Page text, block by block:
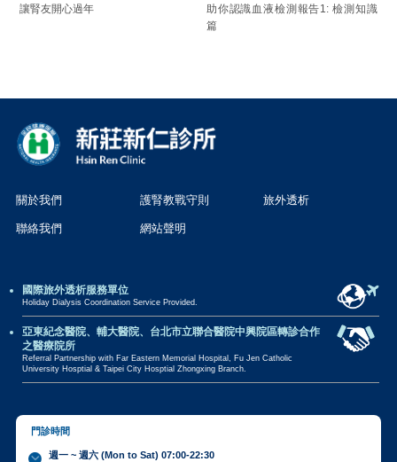
讓腎友開心過年
助你認識血液檢測報告1: 檢測知識
篇
關於我們 護腎教戰守則 旅外透析
聯絡我們 網站聲明
國際旅外透析服務單位
Holiday Dialysis Coordination Service Provided.
亞東紀念醫院、輔大醫院、台北市立聯合醫院中興院區轉診合作
之醫療院所
Referral Partnership with Far Eastern Memorial Hospital, Fu Jen Catholic
University Hosptial & Taipei City Hosptial Zhongxing Branch.
門診時間
週一 ~ 週六 (Mon to Sat) 07:00-22:30